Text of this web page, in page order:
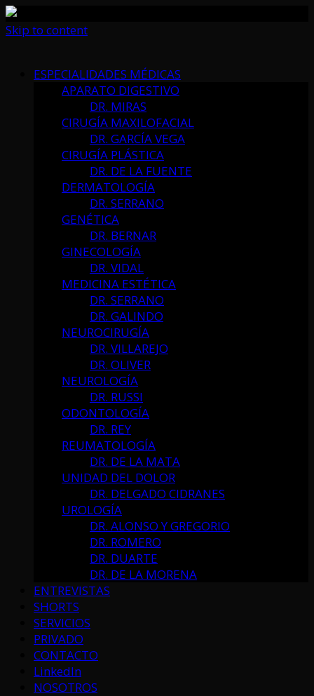
Skip to content
ESPECIALIDADES MÉDICAS
APARATO DIGESTIVO
DR. MIRAS
CIRUGÍA MAXILOFACIAL
DR. GARCÍA VEGA
CIRUGÍA PLÁSTICA
DR. DE LA FUENTE
DERMATOLOGÍA
DR. SERRANO
GENÉTICA
DR. BERNAR
GINECOLOGÍA
DR. VIDAL
MEDICINA ESTÉTICA
DR. SERRANO
DR. GALINDO
NEUROCIRUGÍA
DR. VILLAREJO
DR. OLIVER
NEUROLOGÍA
DR. RUSSI
ODONTOLOGÍA
DR. REY
REUMATOLOGÍA
DR. DE LA MATA
UNIDAD DEL DOLOR
DR. DELGADO CIDRANES
UROLOGÍA
DR. ALONSO Y GREGORIO
DR. ROMERO
DR. DUARTE
DR. DE LA MORENA
ENTREVISTAS
SHORTS
SERVICIOS
PRIVADO
CONTACTO
LinkedIn
NOSOTROS